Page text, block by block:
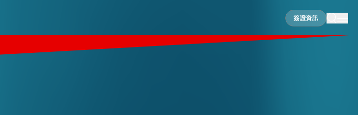
簽證資訊
簽證資訊